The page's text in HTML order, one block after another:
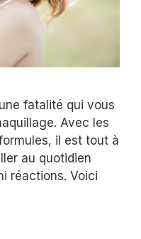
fatalité qui vous
Avec les
il est tout à
au quotidien
réactions. Voici